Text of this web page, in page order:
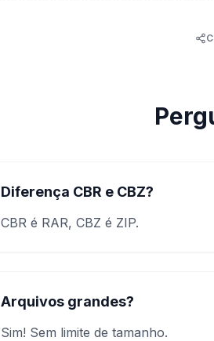
Diferença CBR e CBZ?
CBR é RAR, CBZ é ZIP.
Arquivos grandes?
Sim! Sem limite de tamanho.